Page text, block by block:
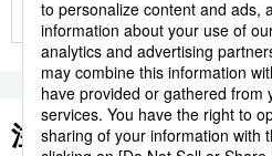
もっと見る
注目のキーワード